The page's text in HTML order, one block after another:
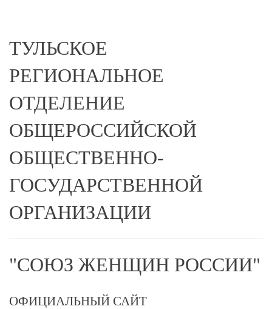
ТУЛЬСКОЕ
РЕГИОНАЛЬНОЕ
ОТДЕЛЕНИЕ
ОБЩЕРОССИЙСКОЙ
ОБЩЕСТВЕННО-
ГОСУДАРСТВЕННОЙ
ОРГАНИЗАЦИИ
"СОЮЗ ЖЕНЩИН РОССИИ"
ОФИЦИАЛЬНЫЙ САЙТ